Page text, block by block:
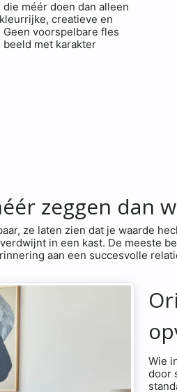
méér doen dan alleen
creatieve en
voorspelbare fles
met karakter
zeggen dan
ze laten zien dat je waarde
in een kast. De meeste
aan een succesvolle
Wie
door